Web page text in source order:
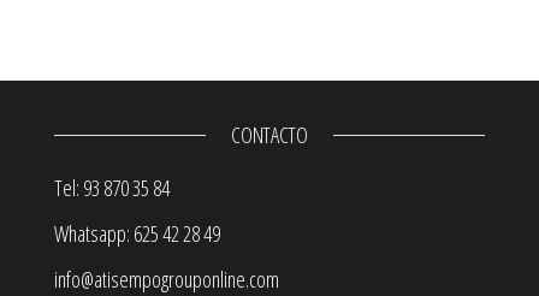
CONTACTO
Tel: 93 870 35 84
Whatsapp: 625 42 28 49
info@atisempogrouponline.com